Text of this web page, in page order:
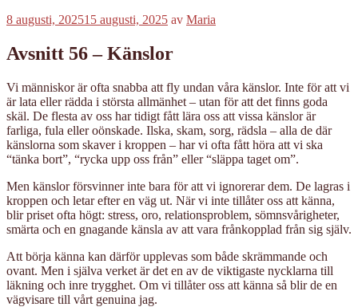
Publicerat
8 augusti, 202515 augusti, 2025 av Maria
Avsnitt 56 – Känslor
Vi människor är ofta snabba att fly undan våra känslor. Inte för att vi
är lata eller rädda i största allmänhet – utan för att det finns goda
skäl. De flesta av oss har tidigt fått lära oss att vissa känslor är
farliga, fula eller oönskade. Ilska, skam, sorg, rädsla – alla de där
känslorna som skaver i kroppen – har vi ofta fått höra att vi ska
“tänka bort”, “rycka upp oss från” eller “släppa taget om”.
Men känslor försvinner inte bara för att vi ignorerar dem. De lagras i
kroppen och letar efter en väg ut. När vi inte tillåter oss att känna,
blir priset ofta högt: stress, oro, relationsproblem, sömnsvårigheter,
smärta och en gnagande känsla av att vara frånkopplad från sig själv.
Att börja känna kan därför upplevas som både skrämmande och
ovant. Men i själva verket är det en av de viktigaste nycklarna till
läkning och inre trygghet. Om vi tillåter oss att känna så blir de en
vägvisare till vårt genuina jag.